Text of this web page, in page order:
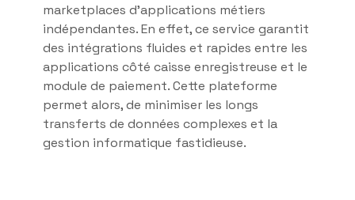
marketplaces d’applications métiers
indépendantes. En effet, ce service garantit
des intégrations fluides et rapides entre les
applications côté caisse enregistreuse et le
module de paiement. Cette plateforme
permet alors, de minimiser les longs
transferts de données complexes et la
gestion informatique fastidieuse.